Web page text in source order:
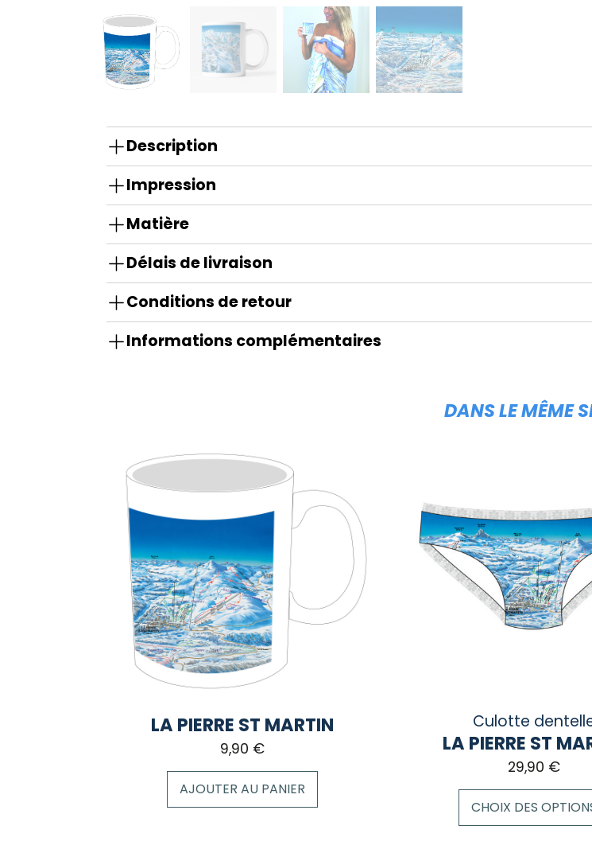
Description
Impression
Matière
Délais de livraison
Conditions de retour
Informations complémentaires
DANS LE MÊME
LA PIERRE ST MARTIN
9,90 €
AJOUTER AU PANIER
Culotte
LA PIERRE ST
29,90 €
CHOIX DES